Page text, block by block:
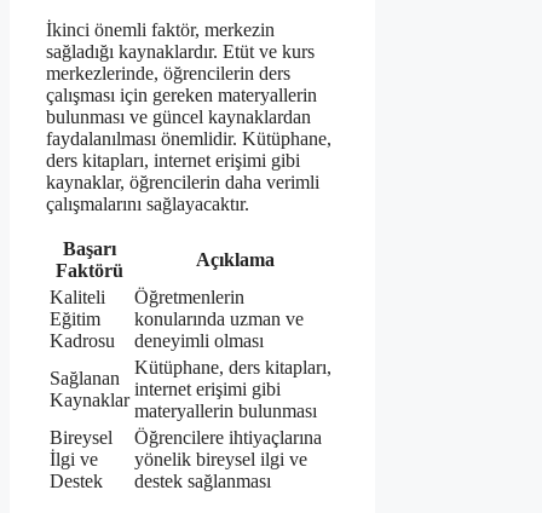
İkinci önemli faktör, merkezin
sağladığı kaynaklardır. Etüt ve kurs
merkezlerinde, öğrencilerin ders
çalışması için gereken materyallerin
bulunması ve güncel kaynaklardan
faydalanılması önemlidir. Kütüphane,
ders kitapları, internet erişimi gibi
kaynaklar, öğrencilerin daha verimli
çalışmalarını sağlayacaktır.
Başarı
Faktörü
Açıklama
Kaliteli
Eğitim
Kadrosu
Öğretmenlerin
konularında uzman ve
deneyimli olması
Sağlanan
Kaynaklar
Kütüphane, ders kitapları,
internet erişimi gibi
materyallerin bulunması
Bireysel
İlgi ve
Destek
Öğrencilere ihtiyaçlarına
yönelik bireysel ilgi ve
destek sağlanması